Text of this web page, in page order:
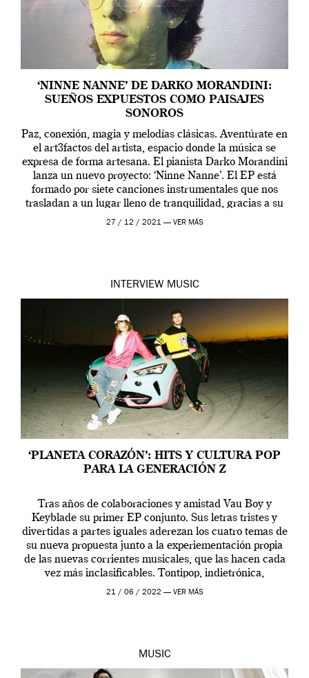
‘NINNE NANNE’ DE DARKO MORANDINI:
SUEÑOS EXPUESTOS COMO PAISAJES
SONOROS
Paz, conexión, magia y melodías clásicas. Aventúrate en
el art3factos del artista, espacio donde la música se
expresa de forma artesana. El pianista Darko Morandini
lanza un nuevo proyecto: ‘Ninne Nanne’. El EP está
formado por siete canciones instrumentales que nos
trasladan a un lugar lleno de tranquilidad, gracias a su
estilo característico donde se […]
27 / 12 / 2021 — VER MÁS
INTERVIEW MUSIC
‘PLANETA CORAZÓN’: HITS Y CULTURA POP
PARA LA GENERACIÓN Z
Tras años de colaboraciones y amistad Vau Boy y
Keyblade su primer EP conjunto. Sus letras tristes y
divertidas a partes iguales aderezan los cuatro temas de
su nueva propuesta junto a la experiementación propia
de las nuevas corrientes musicales, que las hacen cada
vez más inclasificables. Tontipop, indietrónica,
frikipop… En definitiva, cancioncitas divertidas para
21 / 06 / 2022 — VER MÁS
MUSIC